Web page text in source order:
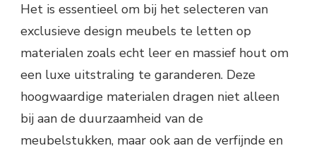
Het is essentieel om bij het selecteren van
exclusieve design meubels te letten op
materialen zoals echt leer en massief hout om
een luxe uitstraling te garanderen. Deze
hoogwaardige materialen dragen niet alleen
bij aan de duurzaamheid van de
meubelstukken, maar ook aan de verfijnde en